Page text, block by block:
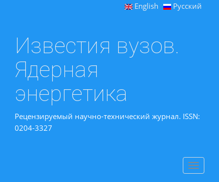
English Русский
Известия вузов.
Ядерная
энергетика
Рецензируемый научно-технический журнал. ISSN:
0204-3327
Toggle